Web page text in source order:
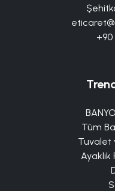
+90
Tüm
Tuvalet
Ayaklık